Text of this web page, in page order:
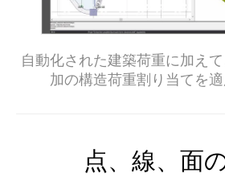
自動化された建築荷重に加え
加の構造荷重割り当てを適
点、線、面